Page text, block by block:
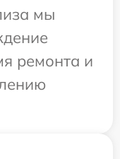
мы
ремонта и